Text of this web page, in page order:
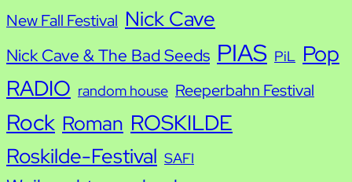
New Fall Festival Nick Cave
Nick Cave & The Bad Seeds PIAS PiL Pop
RADIO random house Reeperbahn Festival
Rock Roman ROSKILDE
Roskilde-Festival SAFI